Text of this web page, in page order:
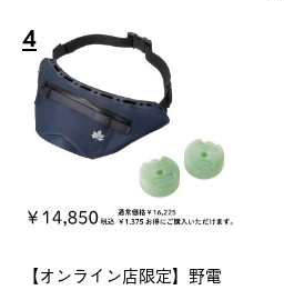
4
【オンライン店限定】野電